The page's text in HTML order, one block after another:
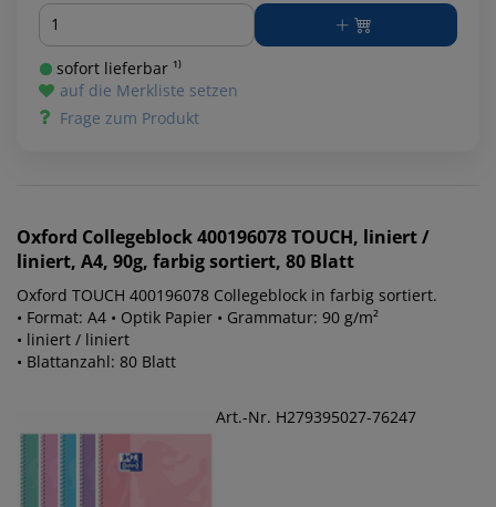
Menge
sofort lieferbar ¹⁾
auf die Merkliste setzen
Frage zum Produkt
Oxford Collegeblock 400196078 TOUCH, liniert /
liniert, A4, 90g, farbig sortiert, 80 Blatt
Oxford TOUCH 400196078 Collegeblock in farbig sortiert.
• Format: A4 • Optik Papier • Grammatur: 90 g/m²
• liniert / liniert
• Blattanzahl: 80 Blatt
Art.-Nr. H279395027-76247